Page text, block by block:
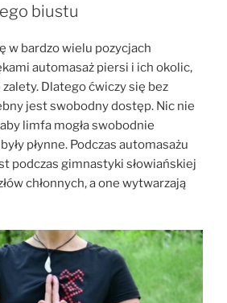
biustu
w bardzo wielu pozycjach
automasaż piersi i ich okolic,
Dlatego ćwiczy się bez
jest swobodny dostęp. Nic nie
limfa mogła swobodnie
płynne. Podczas automasażu
podczas gimnastyki słowiańskiej
chłonnych, a one wytwarzają